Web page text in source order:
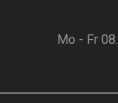
Mo - Fr